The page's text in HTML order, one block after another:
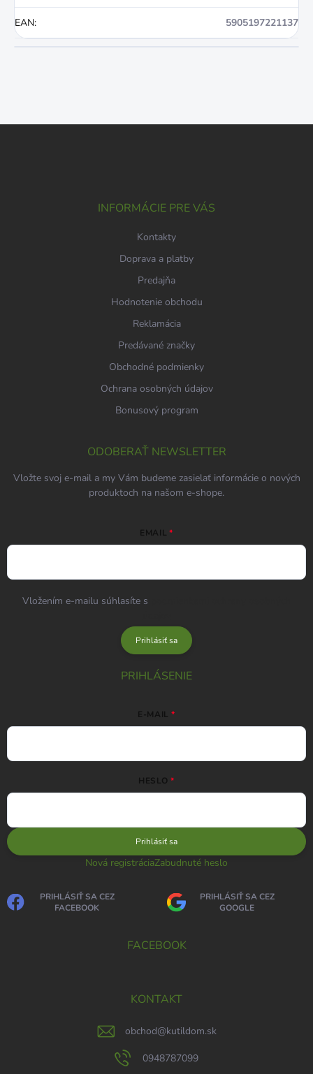
EAN: 5905197221137
INFORMÁCIE PRE VÁS
Kontakty
Doprava a platby
Predajňa
Hodnotenie obchodu
Reklamácia
Predávané značky
Obchodné podmienky
Ochrana osobných údajov
Bonusový program
ODOBERAŤ NEWSLETTER
Vložte svoj e-mail a my Vám budeme zasielať informácie o nových
produktoch na našom e-shope.
EMAIL
Vložením e-mailu súhlasíte s
Prihlásiť sa
PRIHLÁSENIE
E-MAIL
HESLO
Prihlásiť sa
Nová registráciaZabudnuté heslo
PRIHLÁSIŤ SA CEZ
FACEBOOK
PRIHLÁSIŤ SA CEZ
GOOGLE
FACEBOOK
KONTAKT
obchod@kutildom.sk
0948787099